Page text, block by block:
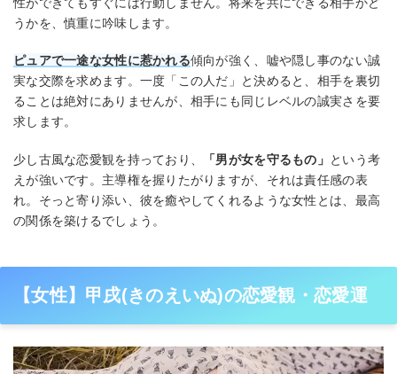
うかを、慎重に吟味します。
ピュアで一途な女性に惹かれる傾向が強く、嘘や隠し事のない誠
実な交際を求めます。一度「この人だ」と決めると、相手を裏切
ることは絶対にありませんが、相手にも同じレベルの誠実さを要
求します。
少し古風な恋愛観を持っており、 「男が女を守るもの」 という考
えが強いです。主導権を握りたがりますが、それは責任感の表
れ。そっと寄り添い、彼を癒やしてくれるような女性とは、最高
の関係を築けるでしょう。
【女性】甲戌(きのえいぬ)の恋愛観・恋愛運